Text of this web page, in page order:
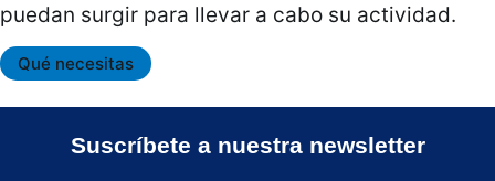
puedan surgir para llevar a cabo su actividad.
Qué necesitas
Suscríbete a nuestra newsletter